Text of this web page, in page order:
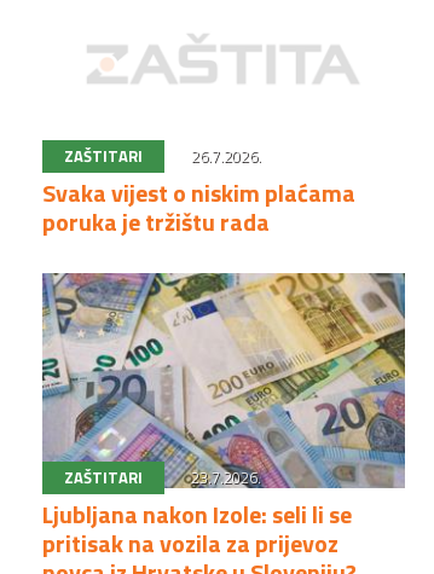
ZAŠTITARI 26.7.2026.
Svaka vijest o niskim plaćama
poruka je tržištu rada
ZAŠTITARI 23.7.2026.
Ljubljana nakon Izole: seli li se
pritisak na vozila za prijevoz